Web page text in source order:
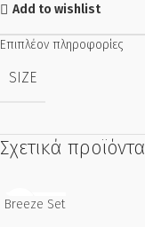
Add to wishlist
Επιπλέον πληροφορίες
SIZE
Σχετικά προϊόντα
SOLD OUT
Breeze Set